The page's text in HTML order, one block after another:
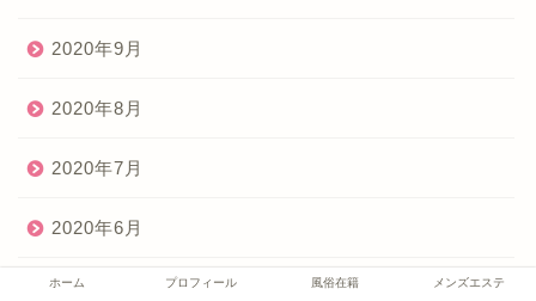
2020年9月
2020年8月
2020年7月
2020年6月
2020年5月
ホーム プロフィール 風俗在籍 メンズエステ